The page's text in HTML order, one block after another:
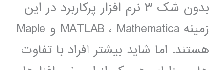
بدون شک ۳ نرم افزار پرکاربرد در این
هستند. اما شاید بیشتر افراد با تفاوت